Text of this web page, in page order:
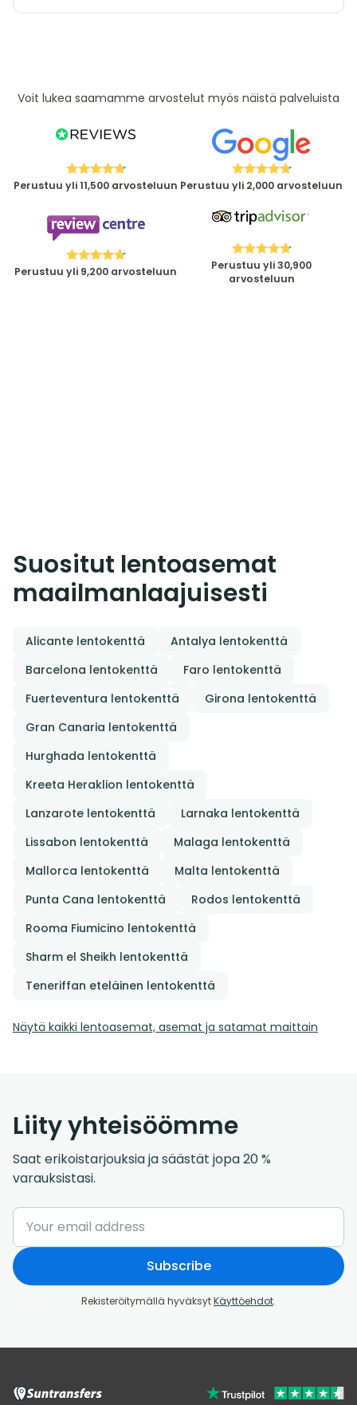
Voit lukea saamamme arvostelut myös näistä palveluista
Perustuu yli 11,500 arvosteluun Perustuu yli 2,000 arvosteluun
Perustuu yli 9,200 arvosteluun
Perustuu yli 30,900
arvosteluun
Suositut lentoasemat
maailmanlaajuisesti
Alicante lentokenttä
Antalya lentokenttä
Barcelona lentokenttä
Faro lentokenttä
Fuerteventura lentokenttä
Girona lentokenttä
Gran Canaria lentokenttä
Hurghada lentokenttä
Kreeta Heraklion lentokenttä
Lanzarote lentokenttä
Larnaka lentokenttä
Lissabon lentokenttä
Malaga lentokenttä
Mallorca lentokenttä
Malta lentokenttä
Punta Cana lentokenttä
Rodos lentokenttä
Rooma Fiumicino lentokenttä
Sharm el Sheikh lentokenttä
Teneriffan eteläinen lentokenttä
Näytä kaikki lentoasemat, asemat ja satamat maittain
Liity yhteisöömme
Saat erikoistarjouksia ja säästät jopa 20 %
varauksistasi.
Subscribe
Rekisteröitymällä hyväksytKäyttöehdot.